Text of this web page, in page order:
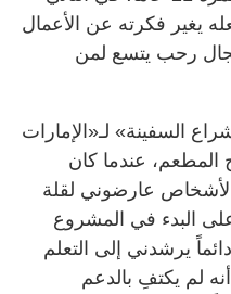
من عام 2015، جعله يغير فكرته عن الأعمال
مجال رحب يتسع لمن
السفينة» لـ«الإمارات
المطعم، عندما كان
من الأشخاص عارضوني لقلة
البدء في المشروع
يرشدني إلى التعلم
لم يكتفِ بالدعم